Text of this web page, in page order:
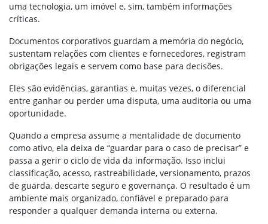
uma tecnologia, um imóvel e, sim, também informações
críticas.
Documentos corporativos guardam a memória do negócio,
sustentam relações com clientes e fornecedores, registram
obrigações legais e servem como base para decisões.
Eles são evidências, garantias e, muitas vezes, o diferencial
entre ganhar ou perder uma disputa, uma auditoria ou uma
oportunidade.
Quando a empresa assume a mentalidade de documento
como ativo, ela deixa de “guardar para o caso de precisar” e
passa a gerir o ciclo de vida da informação. Isso inclui
classificação, acesso, rastreabilidade, versionamento, prazos
de guarda, descarte seguro e governança. O resultado é um
ambiente mais organizado, confiável e preparado para
responder a qualquer demanda interna ou externa.